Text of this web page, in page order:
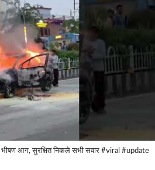
भीषण आग, सुरक्षित निकले सभी सवार #viral #update